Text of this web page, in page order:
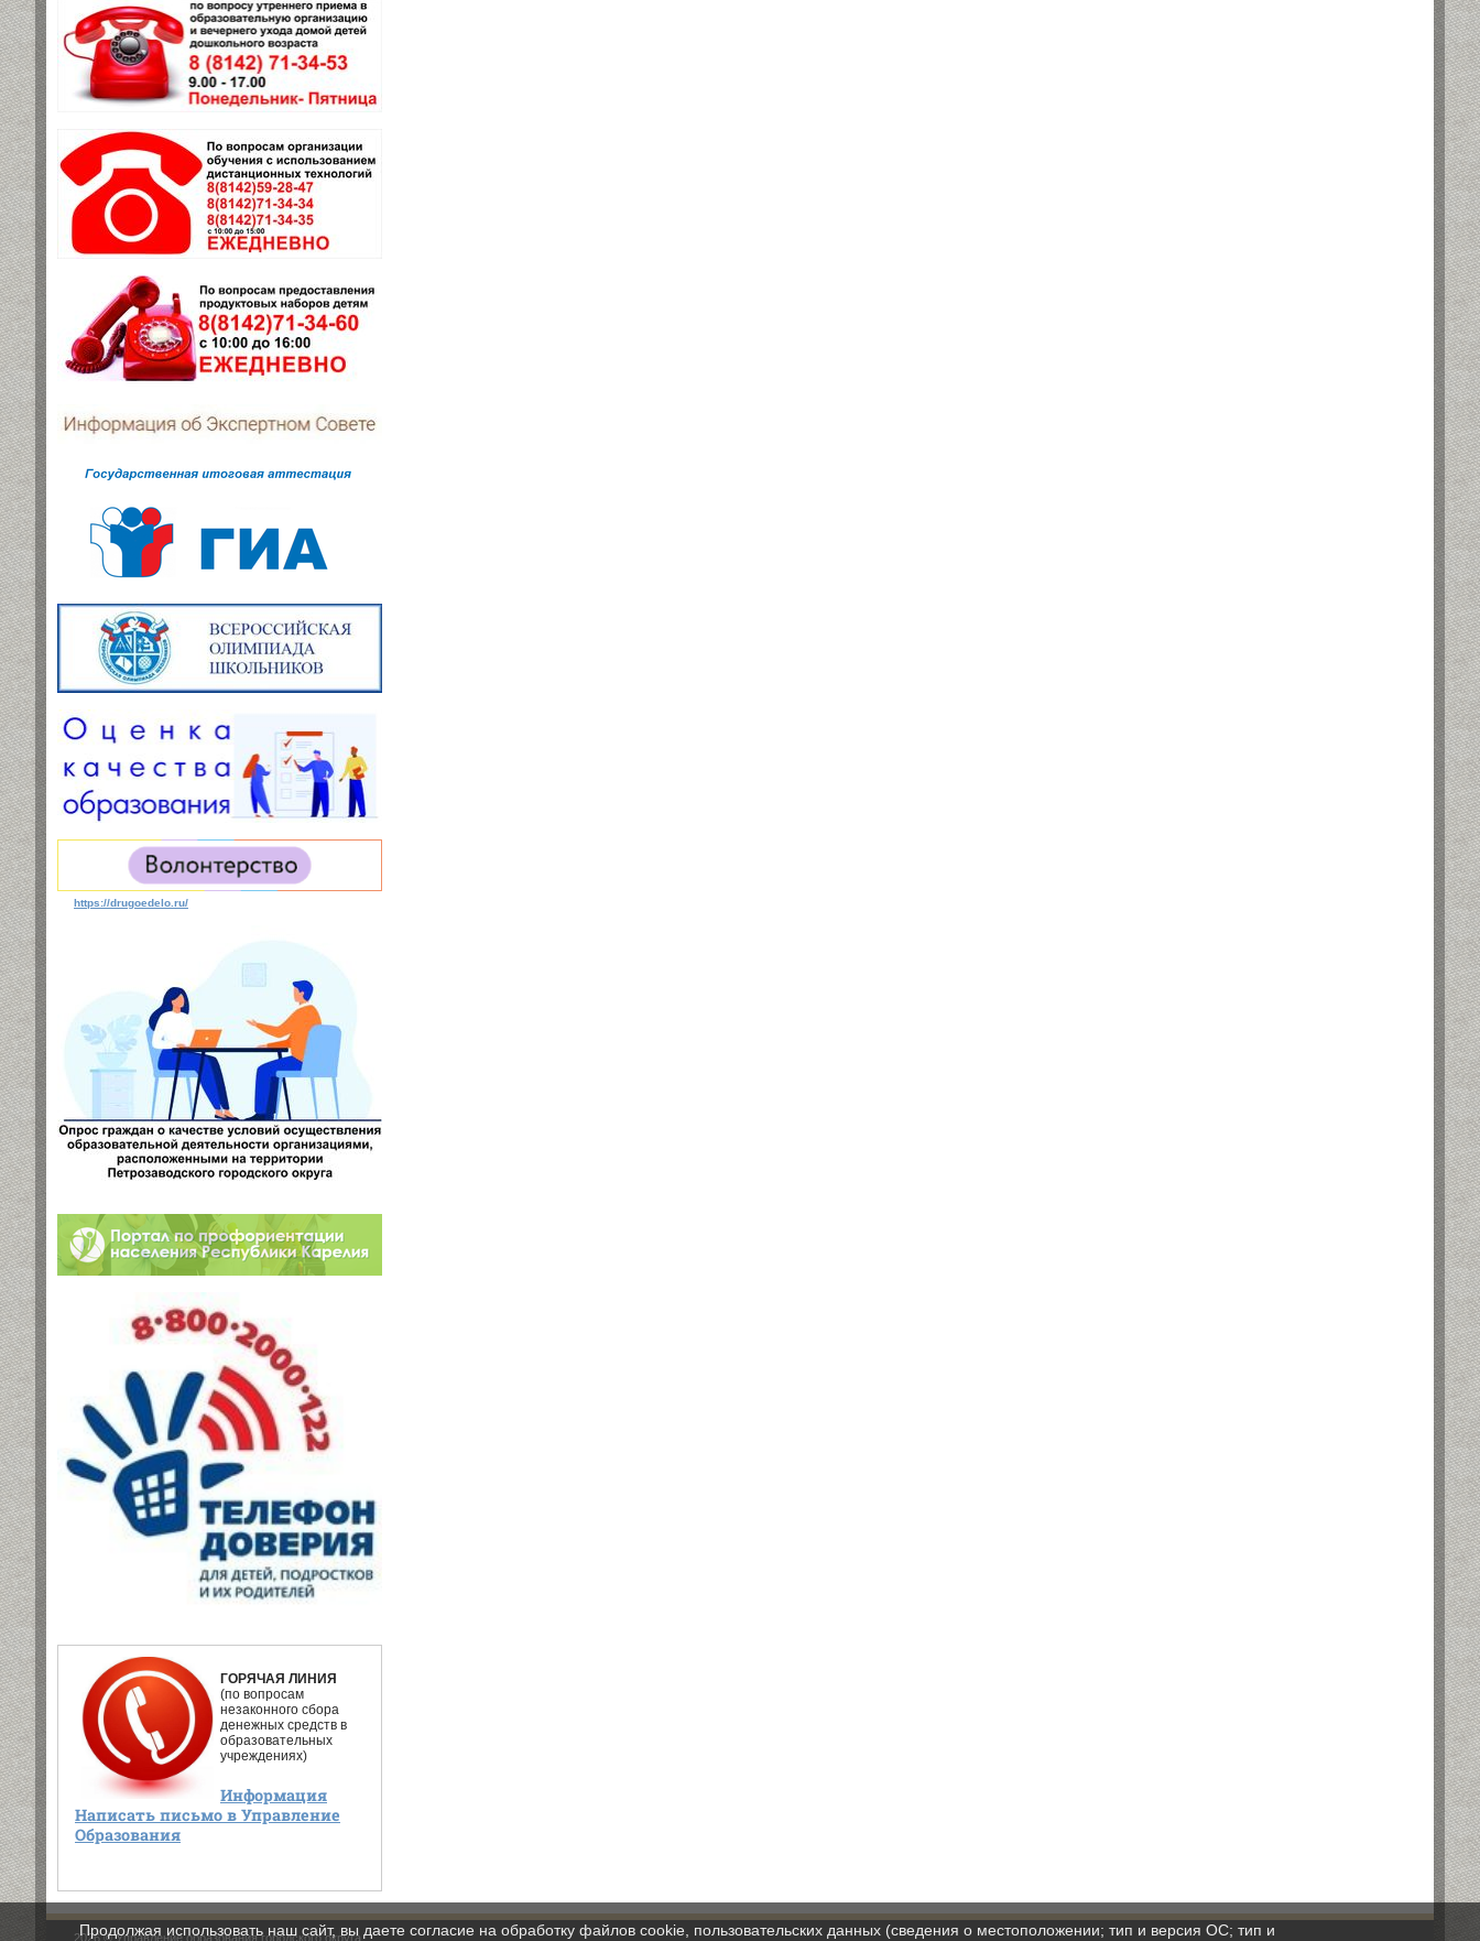
https://drugoedelo.ru/
ГОРЯЧАЯ ЛИНИЯ
(по вопросам
незаконного сбора
денежных средств в
образовательных
учреждениях)
Информация
Написать письмо в Управление
Образования
2026 © Управление образования городского округа
Продолжая использовать наш сайт, вы даете согласие на обработку файлов cookie, пользовательских данных (сведения о местоположении; тип и версия ОС; тип и